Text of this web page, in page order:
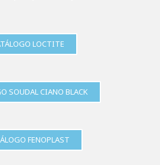
LOCTITE
SOUDAL CIANO BLACK
FENOPLAST